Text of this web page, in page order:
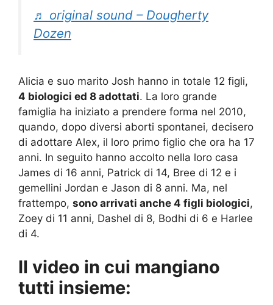
♬ original sound – Dougherty
Dozen
Alicia e suo marito Josh hanno in totale 12 figli,
4 biologici ed 8 adottati. La loro grande
famiglia ha iniziato a prendere forma nel 2010,
quando, dopo diversi aborti spontanei, decisero
di adottare Alex, il loro primo figlio che ora ha 17
anni. In seguito hanno accolto nella loro casa
James di 16 anni, Patrick di 14, Bree di 12 e i
gemellini Jordan e Jason di 8 anni. Ma, nel
frattempo, sono arrivati anche 4 figli biologici,
Zoey di 11 anni, Dashel di 8, Bodhi di 6 e Harlee
di 4.
Il video in cui mangiano
tutti insieme: